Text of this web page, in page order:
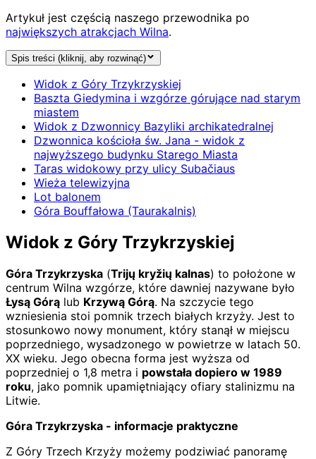
Artykuł jest częścią naszego przewodnika po
największych atrakcjach Wilna.
Spis treści (kliknij, aby rozwinąć)
Widok z Góry Trzykrzyskiej
Baszta Giedymina i wzgórze górujące nad starym
miastem
Widok z Dzwonnicy Bazyliki archikatedralnej
Dzwonnica kościoła św. Jana - widok z
najwyższego budynku Starego Miasta
Taras widokowy przy ulicy Subačiaus
Wieża telewizyjna
Lot balonem
Góra Bouffałowa (Taurakalnis)
Widok z Góry Trzykrzyskiej
Góra Trzykrzyska (Trijų kryžių kalnas) to położone w
centrum Wilna wzgórze, które dawniej nazywane było
Łysą Górą lub Krzywą Górą. Na szczycie tego
wzniesienia stoi pomnik trzech białych krzyży. Jest to
stosunkowo nowy monument, który stanął w miejscu
poprzedniego, wysadzonego w powietrze w latach 50.
XX wieku. Jego obecna forma jest wyższa od
poprzedniej o 1,8 metra i powstała dopiero w 1989
roku, jako pomnik upamiętniający ofiary stalinizmu na
Litwie.
Góra Trzykrzyska - informacje praktyczne
Z Góry Trzech Krzyży możemy podziwiać panoramę